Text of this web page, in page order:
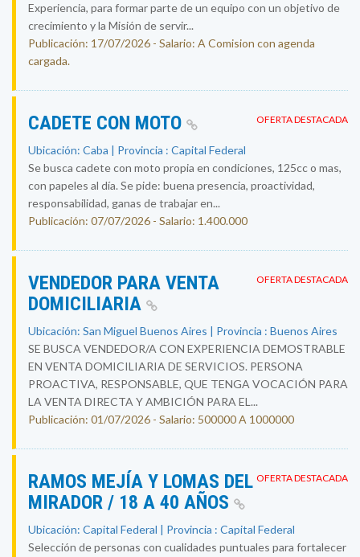
Experiencia, para formar parte de un equipo con un objetivo de
crecimiento y la Misión de servir...
Publicación: 17/07/2026 - Salario: A Comision con agenda
cargada.
OFERTA DESTACADA
CADETE CON MOTO
Ubicación: Caba | Provincia : Capital Federal
Se busca cadete con moto propia en condiciones, 125cc o mas,
con papeles al día. Se pide: buena presencia, proactividad,
responsabilidad, ganas de trabajar en...
Publicación: 07/07/2026 - Salario: 1.400.000
OFERTA DESTACADA
VENDEDOR PARA VENTA
DOMICILIARIA
Ubicación: San Miguel Buenos Aires | Provincia : Buenos Aires
SE BUSCA VENDEDOR/A CON EXPERIENCIA DEMOSTRABLE
EN VENTA DOMICILIARIA DE SERVICIOS. PERSONA
PROACTIVA, RESPONSABLE, QUE TENGA VOCACIÓN PARA
LA VENTA DIRECTA Y AMBICIÓN PARA EL...
Publicación: 01/07/2026 - Salario: 500000 A 1000000
OFERTA DESTACADA
RAMOS MEJÍA Y LOMAS DEL
MIRADOR / 18 A 40 AÑOS
Ubicación: Capital Federal | Provincia : Capital Federal
Selección de personas con cualidades puntuales para fortalecer